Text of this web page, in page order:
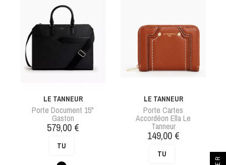
LE TANNEUR
Porte Document 15"
Gaston
Prix
579,00 €
TU
LE TANNEUR
Porte Cartes
Accordéon Ella Le
Tanneur
Prix
149,00 €
TU